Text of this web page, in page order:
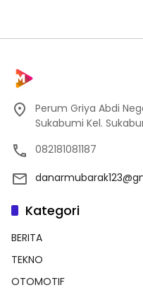
Perum Griya Abdi
Sukabumi Kel.
082181081187
Kategori
BERITA
TEKNO
OTOMOTIF